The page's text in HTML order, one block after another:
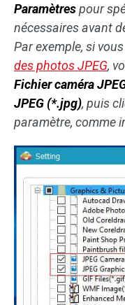
Paramètrespour
nécessaires avant
Par exemple, si
des photos JPEG,
Fichier caméra
JPEG (*.jpg), puis
paramètre, comme